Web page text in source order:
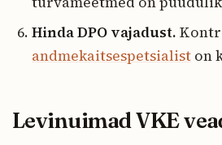
Hinda DPO vajadust.
andmekaitsespetsialist on
Levinuimad VKE